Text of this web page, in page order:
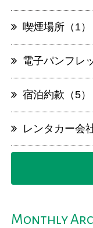
喫煙場所（1）
電子パンフレ
宿泊約款（5）
レンタカー会
Monthly